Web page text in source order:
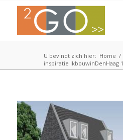
U bevindt zich hier: Home /
inspiratie IkbouwinDenHaag 1